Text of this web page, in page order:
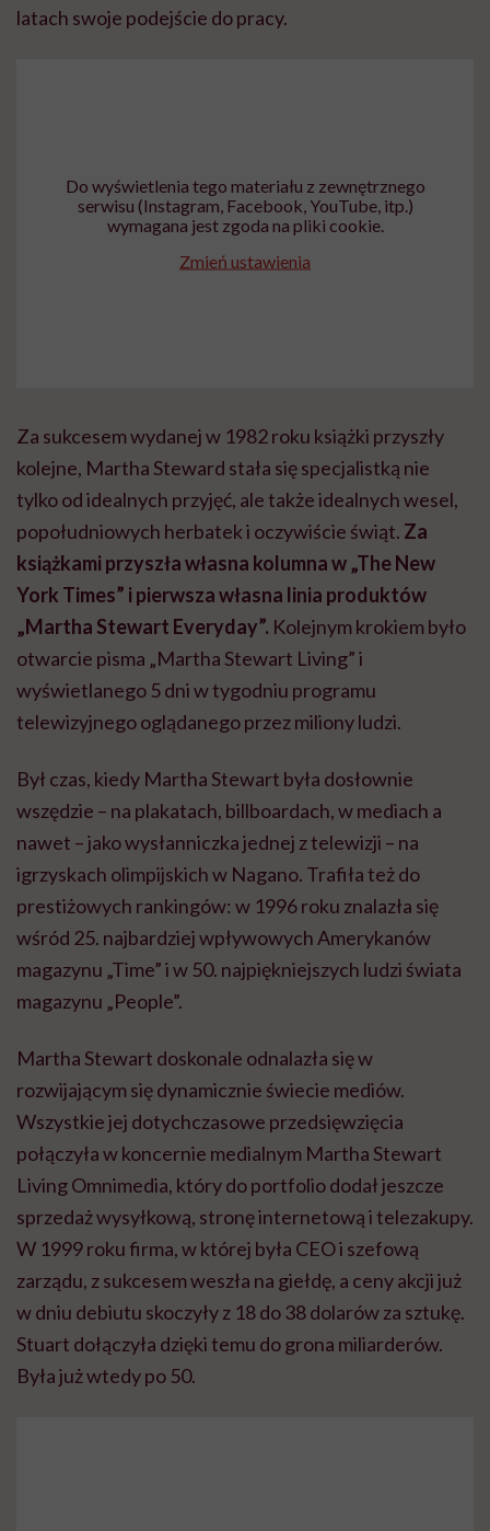
latach swoje podejście do pracy.
Do wyświetlenia tego materiału z zewnętrznego
serwisu (Instagram, Facebook, YouTube, itp.)
wymagana jest zgoda na pliki cookie.
Zmień ustawienia
Za sukcesem wydanej w 1982 roku książki przyszły
kolejne, Martha Steward stała się specjalistką nie
tylko od idealnych przyjęć, ale także idealnych wesel,
popołudniowych herbatek i oczywiście świąt. Za
książkami przyszła własna kolumna w „The New
York Times” i pierwsza własna linia produktów
„Martha Stewart Everyday”. Kolejnym krokiem było
otwarcie pisma „Martha Stewart Living” i
wyświetlanego 5 dni w tygodniu programu
telewizyjnego oglądanego przez miliony ludzi.
Był czas, kiedy Martha Stewart była dosłownie
wszędzie – na plakatach, billboardach, w mediach a
nawet – jako wysłanniczka jednej z telewizji – na
igrzyskach olimpijskich w Nagano. Trafiła też do
prestiżowych rankingów: w 1996 roku znalazła się
wśród 25. najbardziej wpływowych Amerykanów
magazynu „Time” i w 50. najpiękniejszych ludzi świata
magazynu „People”.
Martha Stewart doskonale odnalazła się w
rozwijającym się dynamicznie świecie mediów.
Wszystkie jej dotychczasowe przedsięwzięcia
połączyła w koncernie medialnym Martha Stewart
Living Omnimedia, który do portfolio dodał jeszcze
sprzedaż wysyłkową, stronę internetową i telezakupy.
W 1999 roku firma, w której była CEO i szefową
zarządu, z sukcesem weszła na giełdę, a ceny akcji już
w dniu debiutu skoczyły z 18 do 38 dolarów za sztukę.
Stuart dołączyła dzięki temu do grona miliarderów.
Była już wtedy po 50.